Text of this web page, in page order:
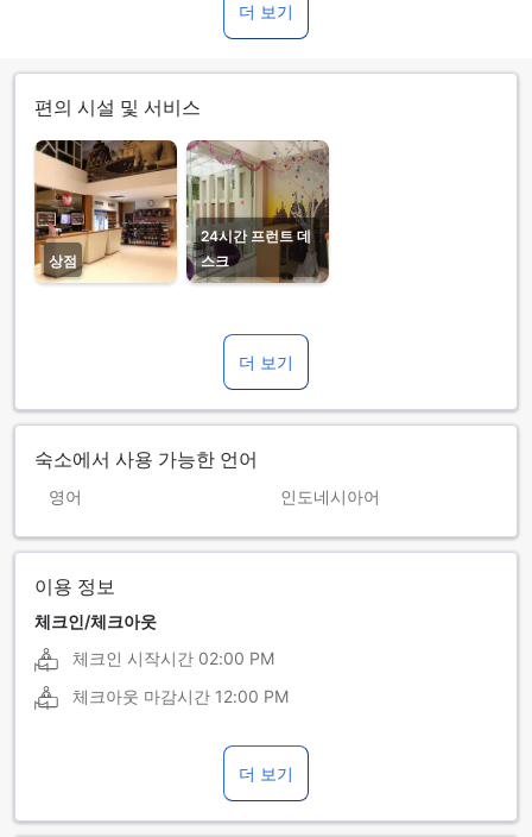
더 보기
편의 시설 및 서비스
상점
24시간 프런트 데
스크
더 보기
숙소에서 사용 가능한 언어
영어 인도네시아어
이용 정보
체크인/체크아웃
체크인 시작시간 02:00 PM
체크아웃 마감시간 12:00 PM
더 보기